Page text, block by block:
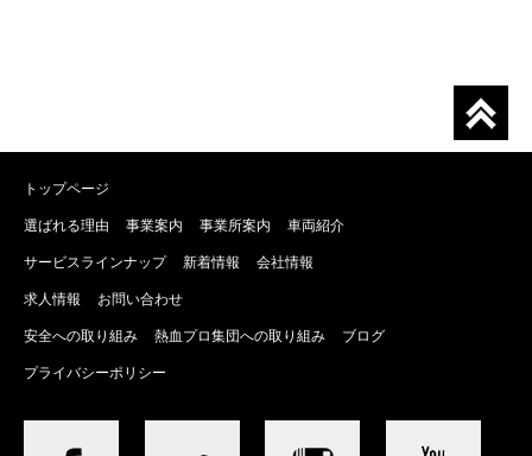
トップページ
選ばれる理由 事業案内 事業所案内 車両紹介
サービスラインナップ 新着情報 会社情報
求人情報 お問い合わせ
安全への取り組み 熱血プロ集団への取り組み ブログ
プライバシーポリシー